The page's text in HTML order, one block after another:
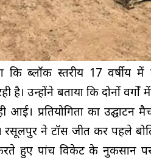
ब्लॉक स्तरीय 17 वर्षीय में
है। उन्होंने बताया कि दोनों वर्गों
आई। प्रतियोगिता का उद्घाटन
ने टॉस जीत कर पहले
हुए पांच विकेट के नुकसान